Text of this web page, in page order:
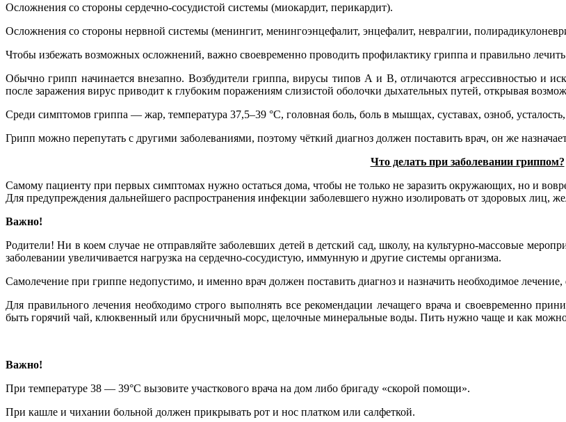
Осложнения со стороны сердечно-сосудистой системы (миокардит, перикардит).
Осложнения со стороны нервной системы (менингит, менингоэнцефалит, энцефалит, невралгии,
Чтобы избежать возможных осложнений, важно своевременно проводить профилактику гриппа и правильно лечить
Обычно грипп начинается внезапно. Возбудители гриппа, вирусы типов А и В, отличаются агрессивностью и
после заражения вирус приводит к глубоким поражениям слизистой оболочки дыхательных путей, открывая
Среди симптомов гриппа — жар, температура 37,5–39 °С, головная боль, боль в мышцах, суставах, озноб,
Грипп можно перепутать с другими заболеваниями, поэтому чёткий диагноз должен поставить врач, он же
Что делать при заболевании гриппом?
Самому пациенту при первых симптомах нужно остаться дома, чтобы не только не заразить окружающих, но и
Для предупреждения дальнейшего распространения инфекции заболевшего нужно изолировать от здоровых лиц,
Важно!
Родители! Ни в коем случае не отправляйте заболевших детей в детский сад, школу, на культурно-массовые
заболевании увеличивается нагрузка на сердечно-сосудистую, иммунную и другие системы организма.
Самолечение при гриппе недопустимо, и именно врач должен поставить диагноз и назначить необходимое
Для правильного лечения необходимо строго выполнять все рекомендации лечащего врача и своевременно
быть горячий чай, клюквенный или брусничный морс, щелочные минеральные воды. Пить нужно чаще и как
Важно!
При температуре 38 — 39°С вызовите участкового врача на дом либо бригаду «скорой помощи».
При кашле и чихании больной должен прикрывать рот и нос платком или салфеткой.